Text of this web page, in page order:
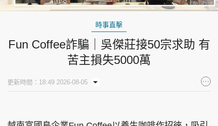
時事直擊
Fun Coffee詐騙｜吳傑莊接50宗求助 有
苦主損失5000萬
更新時間：18:49 2026-08-05